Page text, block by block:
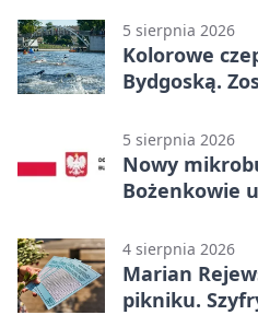
5 sierpnia 2026
Kolorowe
Bydgoską.
5 sierpnia 2026
Nowy
Bożenkowie
4 sierpnia 2026
Marian
pikniku.